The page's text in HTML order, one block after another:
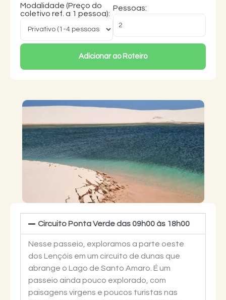
Modalidade (Preço do
coletivo ref. a 1 pessoa):
Pessoas:
Adicionar ao Roteiro
Circuito Ponta Verde das 09h00 às 18h00
Nesse passeio, exploramos a parte oeste
dos Lençóis em um circuito de dunas que
abrange o Lago de Santo Amaro. É um
passeio ainda pouco explorado, com
paisagens virgens e poucos turistas nas